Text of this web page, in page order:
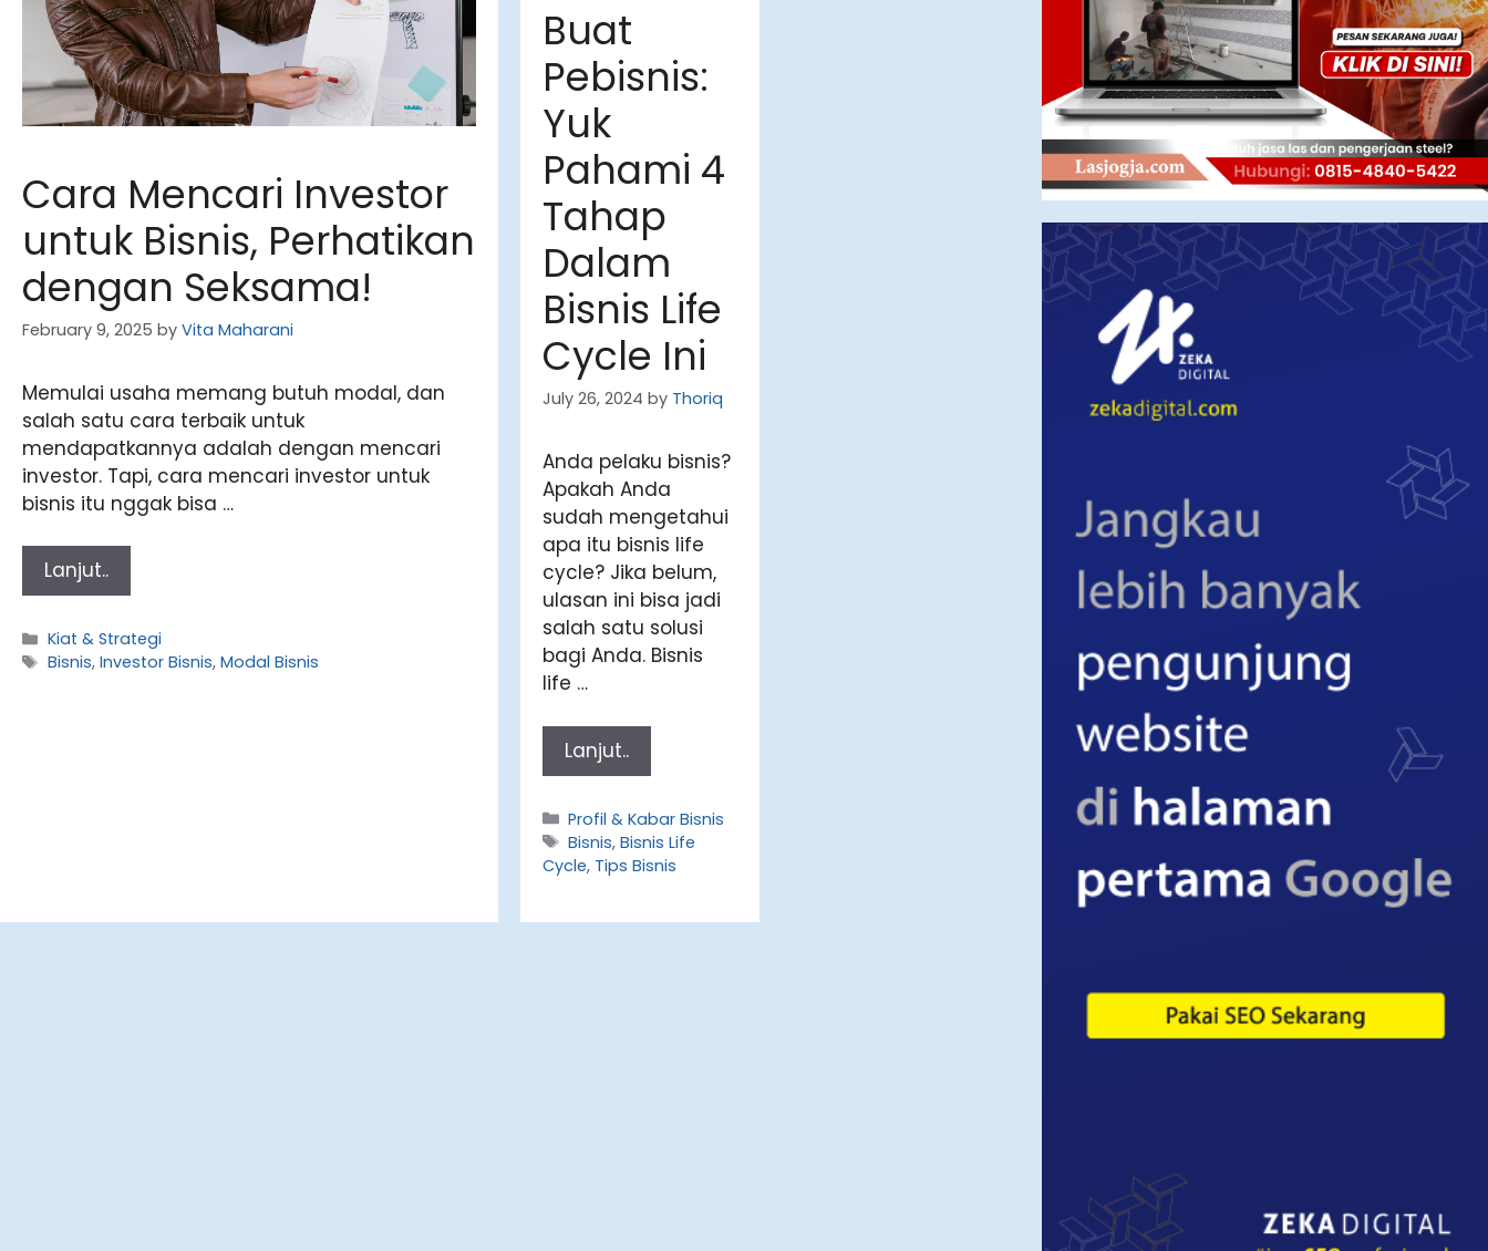
Cara Mencari Investor
untuk Bisnis, Perhatikan
dengan Seksama!
February 9, 2025 by Vita Maharani
Memulai usaha memang butuh modal, dan
salah satu cara terbaik untuk
mendapatkannya adalah dengan mencari
investor. Tapi, cara mencari investor untuk
bisnis itu nggak bisa …
Lanjut..
Categories
Kiat & Strategi
Tags
Bisnis,Investor Bisnis,Modal Bisnis
Buat
Pebisnis:
Yuk
Pahami 4
Tahap
Dalam
Bisnis Life
Cycle Ini
July 26, 2024 by Thoriq
Anda pelaku bisnis?
Apakah Anda
sudah mengetahui
apa itu bisnis life
cycle? Jika belum,
ulasan ini bisa jadi
salah satu solusi
bagi Anda. Bisnis
life …
Lanjut..
Categories
Profil & Kabar Bisnis
Tags
Bisnis,Bisnis Life
Cycle, Tips Bisnis